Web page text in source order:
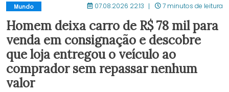
Mundo 07.08.2026 22:13 7 minutos de leitura
Homem deixa carro de R$ 78 mil para
venda em consignação e descobre
que loja entregou o veículo ao
comprador sem repassar nenhum
valor